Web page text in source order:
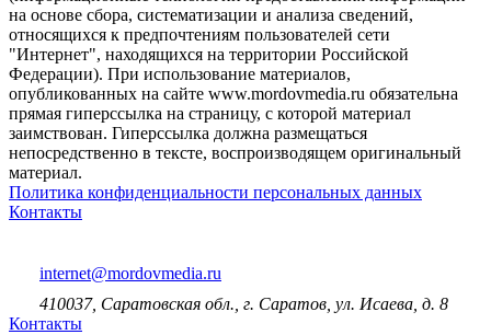
на основе сбора, систематизации и анализа сведений,
относящихся к предпочтениям пользователей сети
"Интернет", находящихся на территории Российской
Федерации). При использование материалов,
опубликованных на сайте www.mordovmedia.ru обязательна
прямая гиперссылка на страницу, с которой материал
заимствован. Гиперссылка должна размещаться
непосредственно в тексте, воспроизводящем оригинальный
материал.
Политика конфиденциальности персональных данных
Контакты
internet@mordovmedia.ru
410037, Саратовская обл., г. Саратов, ул. Исаева, д. 8
Контакты